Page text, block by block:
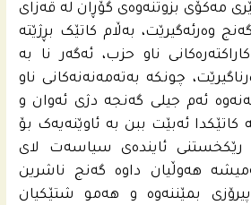
مەکۆی بزوتنەوەی گۆڕان لە قەزای
وەرئەگیرێت، بەڵام کاتێک بڕژێتە
ناو حزب، ئەگەر نا بە
چونکە بەتەمەنەنەکانی ناو
ئەم جیلی گەنجە دژی ئەوان و
کاتێکدا ئەبێت ببن بە ئاوێنەیەک بۆ
رێکخستنی ئایندەی سیاسەت لای
هەوڵیان داوە گەنج ناشرین
بمێننەوە و هەمو شتێکیان